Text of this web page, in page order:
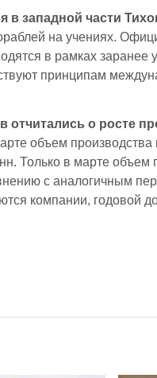
западной части
на учениях.
в рамках заранее
принципам
отчитались о росте
объем
Только в марте объем
с аналогичным
компании, годовой